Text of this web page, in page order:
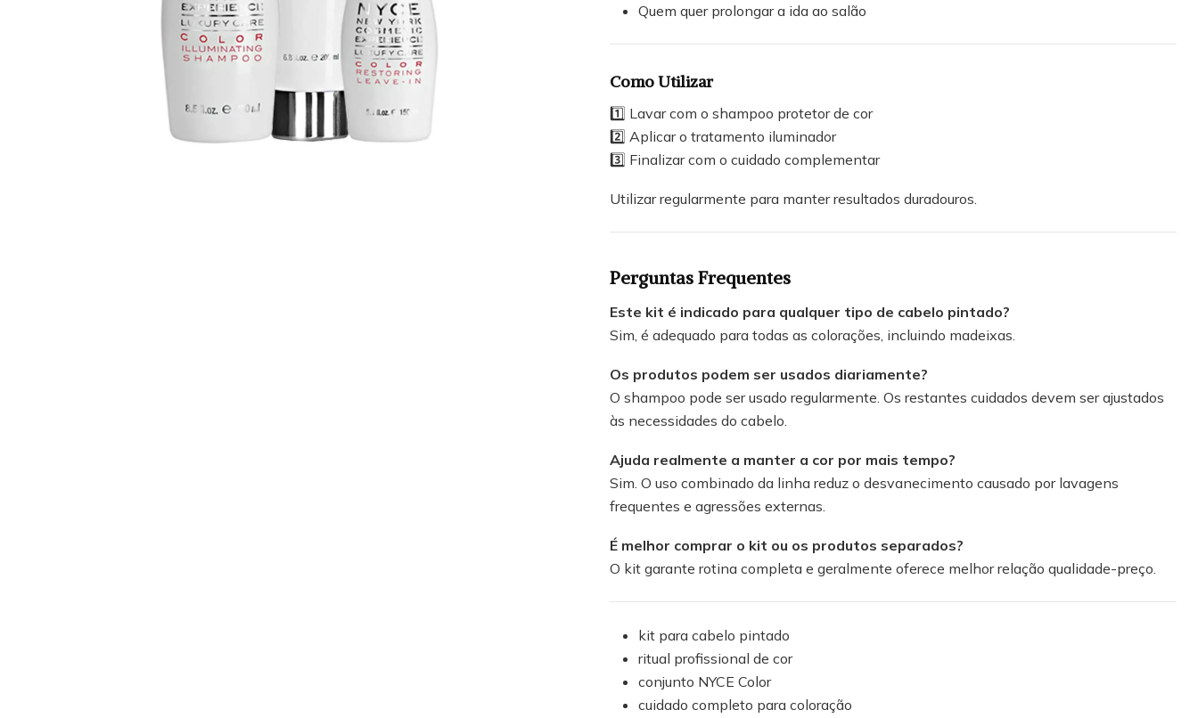
Quem quer prolongar a ida ao salão
Como Utilizar
1️⃣ Lavar com o shampoo protetor de cor
2️⃣ Aplicar o tratamento iluminador
3️⃣ Finalizar com o cuidado complementar
Utilizar regularmente para manter resultados duradouros.
Perguntas Frequentes
Este kit é indicado para qualquer tipo de cabelo pintado?
Sim, é adequado para todas as colorações, incluindo madeixas.
Os produtos podem ser usados diariamente?
O shampoo pode ser usado regularmente. Os restantes cuidados devem ser ajustados
às necessidades do cabelo.
Ajuda realmente a manter a cor por mais tempo?
Sim. O uso combinado da linha reduz o desvanecimento causado por lavagens
frequentes e agressões externas.
É melhor comprar o kit ou os produtos separados?
O kit garante rotina completa e geralmente oferece melhor relação qualidade-preço.
kit para cabelo pintado
ritual profissional de cor
conjunto NYCE Color
cuidado completo para coloração